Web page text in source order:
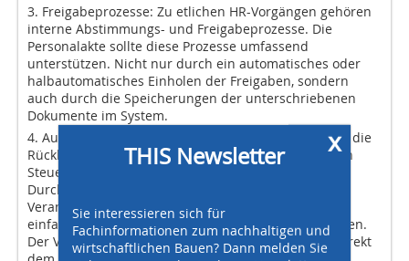
3. Freigabeprozesse: Zu etlichen HR-Vorgängen gehören
interne Abstimmungs- und Freigabeprozesse. Die
Personalakte sollte diese Prozesse umfassend
unterstützen. Nicht nur durch ein automatisches oder
halbautomatisches Einholen der Freigaben, sondern
auch durch die Speicherungen der unterschriebenen
Dokumente im System.
4. Aufgabenverwaltung: Stets gleiche Abläufe – etwa die
Rückkehr eines Mitarbeiters aus der Elternzeit, einen
Steuerklassenwechsel oder die Vorbereitung und
Durchführung von Personalgesprächen – sollten HR-
Verantwortliche in der elektronischen Personalakte
einfach über Templates verwalten und tracken können.
Der Verantwortliche kann solche Tasks dann auch direkt
x
THIS Newsletter
Sie interessieren sich für
Fachinformationen zum nachhaltigen und
wirtschaftlichen Bauen? Dann melden Sie